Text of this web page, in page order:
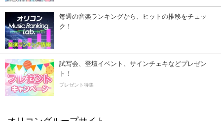
毎週の音楽ランキングから、ヒットの推移をチェッ
ク！
試写会、登壇イベント、サインチェキなどプレゼン
ト！
プレゼント特集